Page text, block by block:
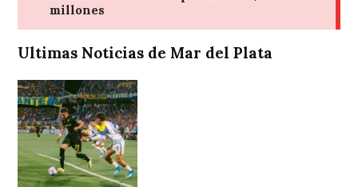
Ultimas Noticias de Mar del Plata